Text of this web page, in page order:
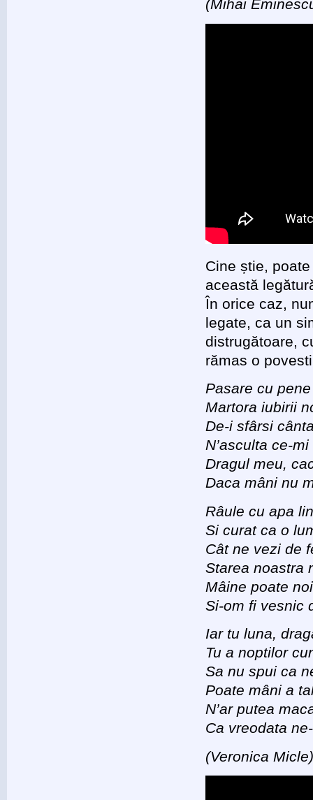
(Mihai
Cine știe,
această
În orice caz,
legate, ca un
distrugătoare,
rămas o
Pasare cu
Martora iubirii
De-i sfârsi
N’asculta ce-
Dragul meu,
Daca mâni nu
Râule cu apa
Si curat ca o
Cât ne vezi de
Starea noastra
Mâine poate
Si-om fi vesnic
Iar tu luna,
Tu a noptilor
Sa nu spui ca
Poate mâni a
N’ar putea
Ca vreodata
(Veronica